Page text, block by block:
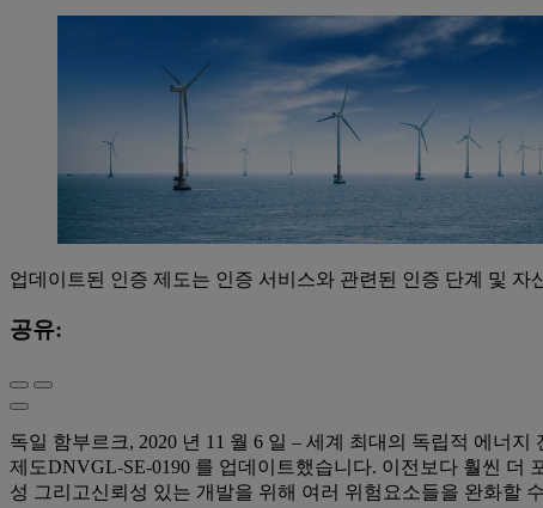
업데이트된 인증 제도는 인증 서비스와 관련된 인증 단계 및
공유:
독일 함부르크, 2020 년 11 월 6 일 – 세계 최대의 독립적 에너
제도DNVGL-SE-0190 를 업데이트했습니다. 이전보다 훨씬 더
성 그리고신뢰성 있는 개발을 위해 여러 위험요소들을 완화할